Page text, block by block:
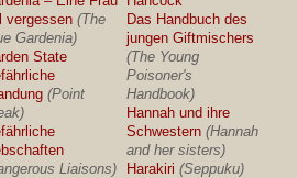
vergessen (The
Gardenia)
State
(Point
Liaisons)
Das Handbuch des
jungen Giftmischers
(The Young
Poisoner's
Handbook)
Hannah und ihre
Schwestern (Hannah
and her sisters)
Harakiri (Seppuku)